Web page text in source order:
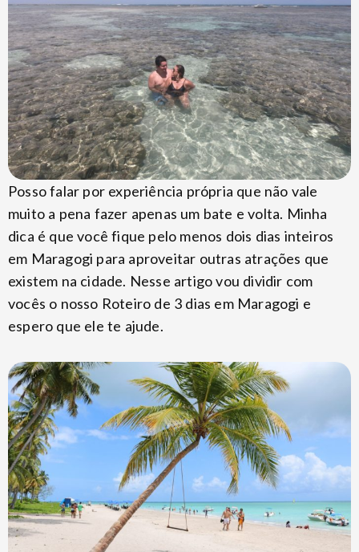
Posso falar por experiência própria que não vale
muito a pena fazer apenas um bate e volta. Minha
dica é que você fique pelo menos dois dias inteiros
em Maragogi para aproveitar outras atrações que
existem na cidade. Nesse artigo vou dividir com
vocês o nosso Roteiro de 3 dias em Maragogi e
espero que ele te ajude.